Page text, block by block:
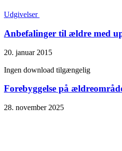
Udgivelser
Anbefalinger til ældre med
20. januar 2015
Ingen download tilgængelig
Forebyggelse på
28. november 2025